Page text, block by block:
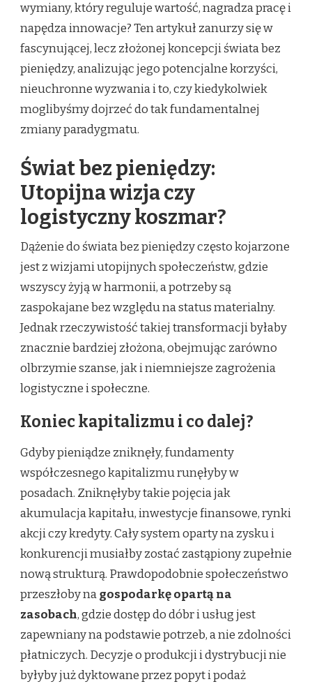
wymiany, który reguluje wartość, nagradza pracę i
napędza innowacje? Ten artykuł zanurzy się w
fascynującej, lecz złożonej koncepcji świata bez
pieniędzy, analizując jego potencjalne korzyści,
nieuchronne wyzwania i to, czy kiedykolwiek
moglibyśmy dojrzeć do tak fundamentalnej
zmiany paradygmatu.
Świat bez pieniędzy:
Utopijna wizja czy
logistyczny koszmar?
Dążenie do świata bez pieniędzy często kojarzone
jest z wizjami utopijnych społeczeństw, gdzie
wszyscy żyją w harmonii, a potrzeby są
zaspokajane bez względu na status materialny.
Jednak rzeczywistość takiej transformacji byłaby
znacznie bardziej złożona, obejmując zarówno
olbrzymie szanse, jak i niemniejsze zagrożenia
logistyczne i społeczne.
Koniec kapitalizmu i co dalej?
Gdyby pieniądze zniknęły, fundamenty
współczesnego kapitalizmu runęłyby w
posadach. Zniknęłyby takie pojęcia jak
akumulacja kapitału, inwestycje finansowe, rynki
akcji czy kredyty. Cały system oparty na zysku i
konkurencji musiałby zostać zastąpiony zupełnie
nową strukturą. Prawdopodobnie społeczeństwo
przeszłoby nagospodarkę opartą na
zasobach, gdzie dostęp do dóbr i usług jest
zapewniany na podstawie potrzeb, a nie zdolności
płatniczych. Decyzje o produkcji i dystrybucji nie
byłyby już dyktowane przez popyt i podaż